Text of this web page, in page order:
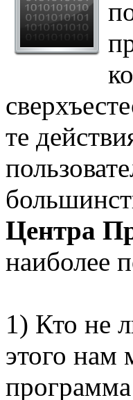
те
Центра
наиболее
1) Кто не
этого нам